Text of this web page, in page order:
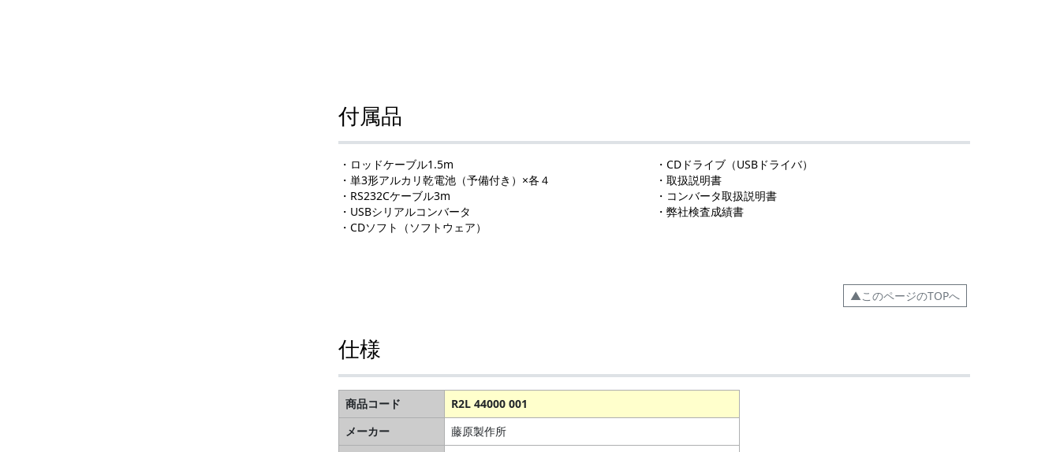
付属品
・ロッドケーブル1.5m
・CDドライブ（USBドライバ）
・単3形アルカリ乾電池（予備付き）×各４
・取扱説明書
・RS232Cケーブル3m
・コンバータ取扱説明書
・USBシリアルコンバータ
・弊社検査成績書
・CDソフト（ソフトウェア）
▲このページのTOPへ
仕様
商品コード
R2L 44000 001
メーカー
藤原製作所